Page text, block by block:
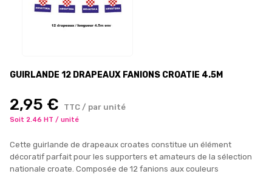
GUIRLANDE 12 DRAPEAUX FANIONS CROATIE 4.5M
2,95 € TTC / par unité
Soit 2.46 HT / unité
Cette guirlande de drapeaux croates constitue un élément
décoratif parfait pour les supporters et amateurs de la sélection
nationale croate. Composée de 12 fanions aux couleurs